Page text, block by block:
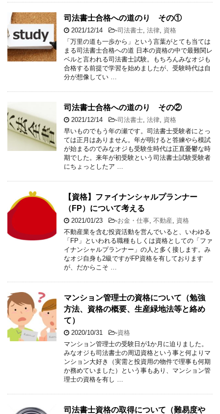
司法書士合格への道のり その①
2021/12/14 -司法書士 法律 資格
「万里の道も一歩から」という言葉がとても当ては
まる司法書士合格への道 日本の資格の中で最難関レ
ベルと言われる司法書士試験。もちろんみなオジも
合格する前提で学習を始めましたが、受験時代は自
分が想像してい …
司法書士合格への道のり その②
2021/12/14 -司法書士 法律 資格
早いものでもう年の瀬です。司法書士受験者にとっ
ては正月はありません。年が明けると答練やら模試
が始まるのでみなオジも受験生時代は正直憂鬱な時
期でした。来年が初受験という司法書士試験受験者
にちょっとしたア …
【資格】ファイナンシャルプランナー
（FP）について考える
2021/01/23 -お金・仕事 不動産
資格
不動産業を含む投資活動を営んでいると、いわゆる
「FP」といわれる職種もしくは資格としての「ファ
イナンシャルプランナー」の人と多く接します。み
なオジ自身も2級ですがFP資格を有しております
が、だからこそ …
マンション管理士の資格について（勉強
方法、資格の概要、生産緑地法等と絡め
て）
2020/10/31 -資格
マンション管理士の受験日が1か月に迫りました。
みなオジも司法書士の周辺資格という事と何よりマ
ンション大好き（実需と投資用の物件で理事も何期
か務めていました）という事もあり、マンション管
理士の資格を有し …
司法書士資格の取得について（難易度や